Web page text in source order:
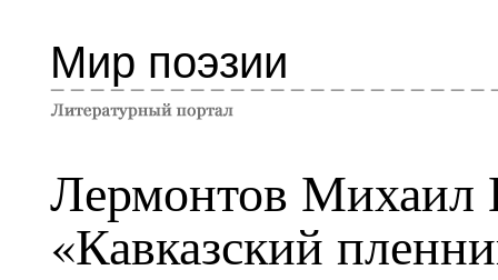
Мир поэзии
Лермонтов
«Кавказский